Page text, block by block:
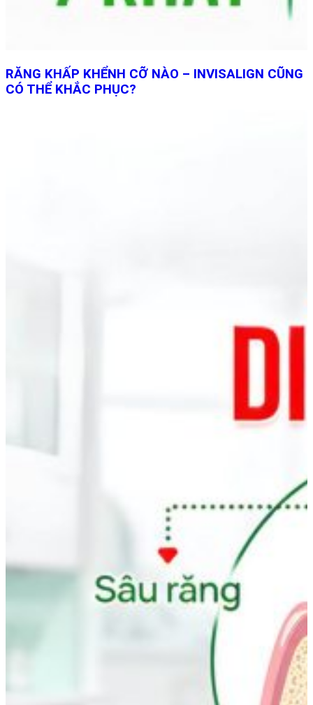
RĂNG KHẤP KHỂNH CỠ NÀO – INVISALIGN CŨNG
CÓ THỂ KHẮC PHỤC?